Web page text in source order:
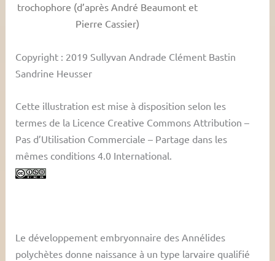
trochophore (d’après André Beaumont et
Pierre Cassier)
Copyright : 2019 Sullyvan Andrade Clément Bastin
Sandrine Heusser
Cette illustration est mise à disposition selon les
termes de la Licence Creative Commons Attribution –
Pas d’Utilisation Commerciale – Partage dans les
mêmes conditions 4.0 International.
Le développement embryonnaire des Annélides
polychètes donne naissance à un type larvaire qualifié